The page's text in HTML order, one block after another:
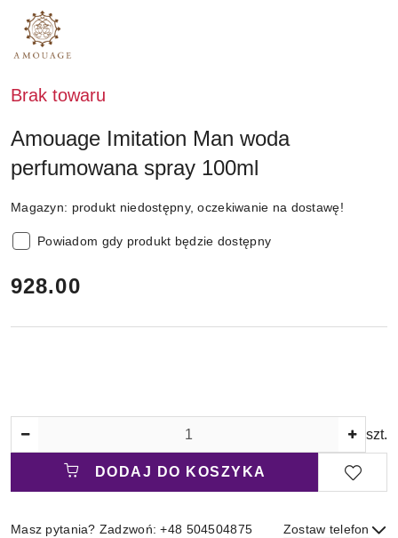
NAZWA
PRODUCENTA:
AMOUAGE
Brak towaru
Amouage Imitation Man woda
perfumowana spray 100ml
Magazyn: produkt niedostępny, oczekiwanie na dostawę!
Powiadom gdy produkt będzie dostępny
cena:
928.00
szt.
DODAJ DO KOSZYKA
Masz pytania? Zadzwoń: +48 504504875 Zostaw telefon